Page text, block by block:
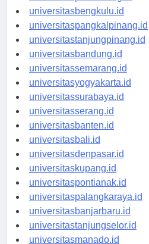
universitaspalembang.id
universitasbengkulu.id
universitaspangkalpinang.id
universitastanjungpinang.id
universitasbandung.id
universitassemarang.id
universitasyogyakarta.id
universitassurabaya.id
universitasserang.id
universitasbanten.id
universitasbali.id
universitasdenpasar.id
universitaskupang.id
universitaspontianak.id
universitaspalangkaraya.id
universitasbanjarbaru.id
universitastanjungselor.id